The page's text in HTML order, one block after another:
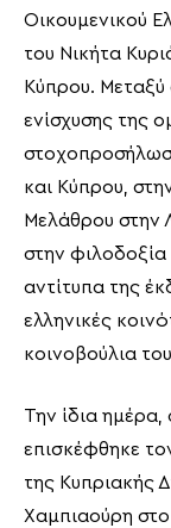
Οικουμενικού
του Νικήτα
Κύπρου.
ενίσχυσης της
και Κύπρου,
Μελάθρου στην
στην
αντίτυπα της
ελληνικές
κοινοβούλια
Την ίδια
επισκέφθηκε
της Κυπριακής
Χαμπιαούρη